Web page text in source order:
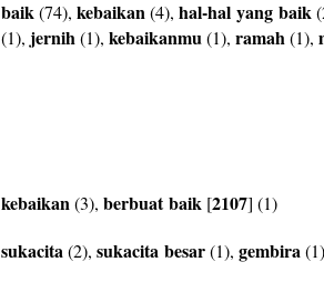
baik(74), kebaikan(4), hal-hal yang baik
(1), jernih(1), kebaikanmu(1), ramah(1),
kebaikan(3), berbuat baik [2107] (1)
sukacita(2), sukacita besar(1), gembira